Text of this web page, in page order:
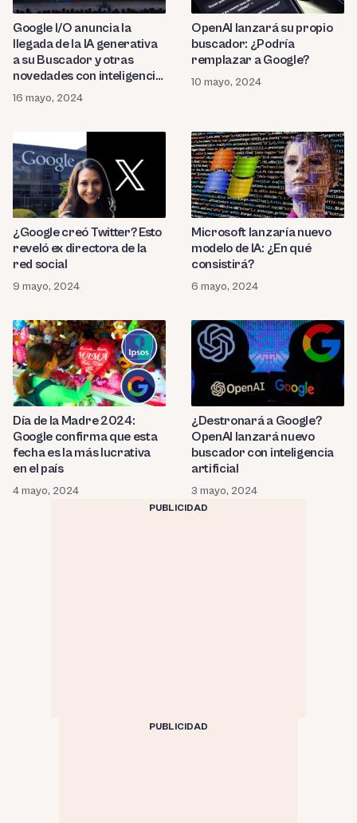
Google I/O anuncia la
llegada de la IA generativa
a su Buscador y otras
novedades con inteligencia
artificial
16 mayo, 2024
OpenAI lanzará su propio
buscador: ¿Podría
remplazar a Google?
10 mayo, 2024
¿Google creó Twitter? Esto
reveló ex directora de la
red social
9 mayo, 2024
Microsoft lanzaría nuevo
modelo de IA: ¿En qué
consistirá?
6 mayo, 2024
Día de la Madre 2024:
Google confirma que esta
fecha es la más lucrativa
en el país
4 mayo, 2024
¿Destronará a Google?
OpenAI lanzará nuevo
buscador con inteligencia
artificial
3 mayo, 2024
PUBLICIDAD
PUBLICIDAD